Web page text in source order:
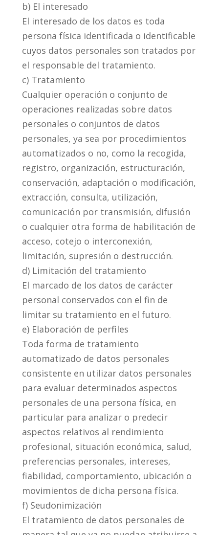
b) El interesado
El interesado de los datos es toda
persona física identificada o identificable
cuyos datos personales son tratados por
el responsable del tratamiento.
c) Tratamiento
Cualquier operación o conjunto de
operaciones realizadas sobre datos
personales o conjuntos de datos
personales, ya sea por procedimientos
automatizados o no, como la recogida,
registro, organización, estructuración,
conservación, adaptación o modificación,
extracción, consulta, utilización,
comunicación por transmisión, difusión
o cualquier otra forma de habilitación de
acceso, cotejo o interconexión,
limitación, supresión o destrucción.
d) Limitación del tratamiento
El marcado de los datos de carácter
personal conservados con el fin de
limitar su tratamiento en el futuro.
e) Elaboración de perfiles
Toda forma de tratamiento
automatizado de datos personales
consistente en utilizar datos personales
para evaluar determinados aspectos
personales de una persona física, en
particular para analizar o predecir
aspectos relativos al rendimiento
profesional, situación económica, salud,
preferencias personales, intereses,
fiabilidad, comportamiento, ubicación o
movimientos de dicha persona física.
f) Seudonimización
El tratamiento de datos personales de